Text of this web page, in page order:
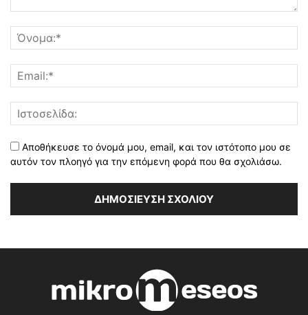
Αποθήκευσε το όνομά μου, email, και τον ιστότοπο μου σε
αυτόν τον πλοηγό για την επόμενη φορά που θα σχολιάσω.